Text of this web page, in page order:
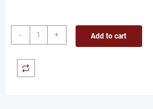
-
Camiseta
de
quantity
+ Add to cart